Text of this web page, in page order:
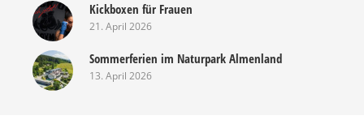
Kickboxen für Frauen
21. April 2026
Sommerferien im Naturpark Almenland
13. April 2026